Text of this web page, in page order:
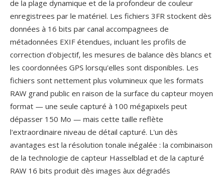
de la plage dynamique et de la profondeur de couleur
enregistrees par le matériel. Les fichiers 3FR stockent dès
données à 16 bits par canal accompagnees de
métadonnées EXIF étendues, incluant les profils de
correction d'objectif, les mesures de balance dès blancs et
les coordonnées GPS lorsqu'elles sont disponibles. Les
fichiers sont nettement plus volumineux que les formats
RAW grand public en raison de la surface du capteur moyen
format — une seule capturé à 100 mégapixels peut
dépasser 150 Mo — mais cette taille reflète
l'extraordinaire niveau de détail capturé. L'un dès
avantages est la résolution tonale inégalée : la combinaison
de la technologie de capteur Hasselblad et de la capturé
RAW 16 bits produit dès images àux dégradés